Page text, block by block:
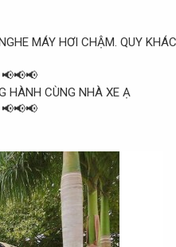
MÁY HƠI CHẬM. QUY
HÀNH CÙNG NHÀ XE Ạ